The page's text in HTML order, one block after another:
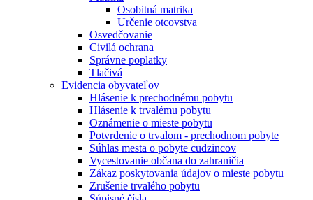
Osobitná matrika
Určenie otcovstva
Osvedčovanie
Civilá ochrana
Správne poplatky
Tlačivá
Evidencia obyvateľov
Hlásenie k prechodnému pobytu
Hlásenie k trvalému pobytu
Oznámenie o mieste pobytu
Potvrdenie o trvalom - prechodnom pobyte
Súhlas mesta o pobyte cudzincov
Vycestovanie občana do zahraničia
Zákaz poskytovania údajov o mieste pobytu
Zrušenie trvalého pobytu